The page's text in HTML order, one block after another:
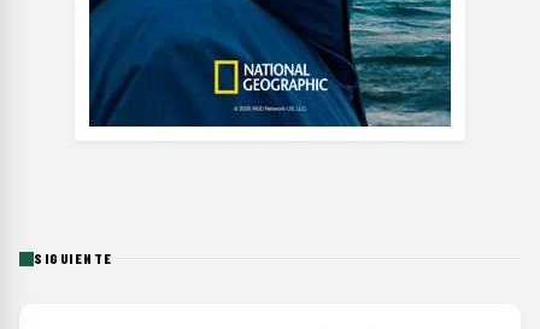
SIGUIENTE